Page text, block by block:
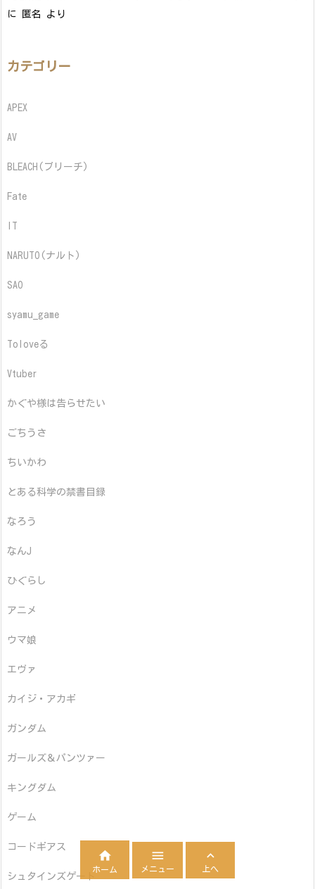
に
匿名 より
カテゴリー
APEX
AV
BLEACH(ブリーチ)
Fate
IT
NARUTO(ナルト)
SAO
syamu_game
Toloveる
Vtuber
かぐや様は告らせたい
ごちうさ
ちいかわ
とある科学の禁書目録
なろう
なんJ
ひぐらし
アニメ
ウマ娘
エヴァ
カイジ・アカギ
ガンダム
ガールズ＆パンツァー
キングダム
ゲーム
コードギアス
シュタインズゲート

ホーム

メニュー

上へ